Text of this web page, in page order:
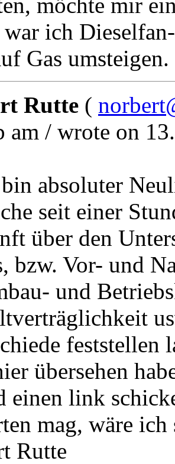
ich
Gas umsteigen.
Rutte (
am / wrote on
absoluter
seit einer
über den
bzw. Vor- und
und
feststellen
übersehen
einen link
mag, wäre ich
Rutte